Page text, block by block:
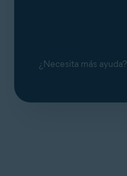
¿Necesita más ayuda?